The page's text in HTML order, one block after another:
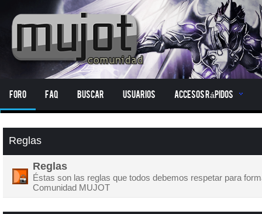
Foro FAQ Buscar Usuarios Accesos Rápidos
Reglas
Reglas
Éstas son las reglas que todos debemos respetar para
Comunidad MUJOT